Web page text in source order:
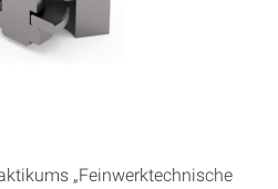
„Feinwerktechnische